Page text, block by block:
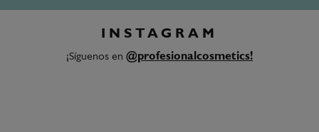
INSTAGRAM
¡Síguenos en @profesionalcosmetics!